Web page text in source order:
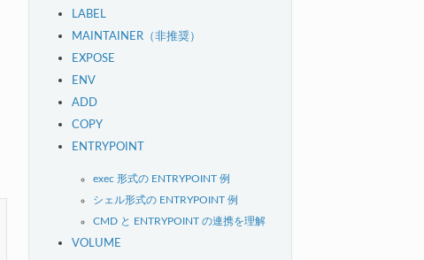
LABEL
MAINTAINER（非推奨）
EXPOSE
ENV
ADD
COPY
ENTRYPOINT
exec 形式の ENTRYPOINT 例
シェル形式の ENTRYPOINT 例
CMD と ENTRYPOINT の連携を理解
VOLUME